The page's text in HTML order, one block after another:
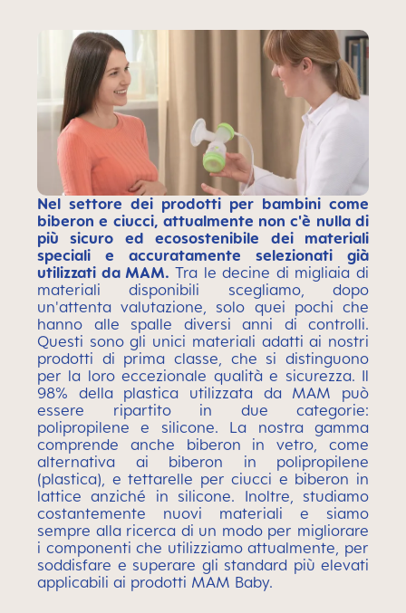
Nel settore dei prodotti per bambini come
biberon e ciucci, attualmente non c'è nulla di
più sicuro ed ecosostenibile dei materiali
speciali e accuratamente selezionati già
utilizzati da MAM. Tra le decine di migliaia di
materiali disponibili scegliamo, dopo
un'attenta valutazione, solo quei pochi che
hanno alle spalle diversi anni di controlli.
Questi sono gli unici materiali adatti ai nostri
prodotti di prima classe, che si distinguono
per la loro eccezionale qualità e sicurezza. Il
98% della plastica utilizzata da MAM può
essere ripartito in due categorie:
polipropilene e silicone. La nostra gamma
comprende anche biberon in vetro, come
alternativa ai biberon in polipropilene
(plastica), e tettarelle per ciucci e biberon in
lattice anziché in silicone. Inoltre, studiamo
costantemente nuovi materiali e siamo
sempre alla ricerca di un modo per migliorare
i componenti che utilizziamo attualmente, per
soddisfare e superare gli standard più elevati
applicabili ai prodotti MAM Baby.